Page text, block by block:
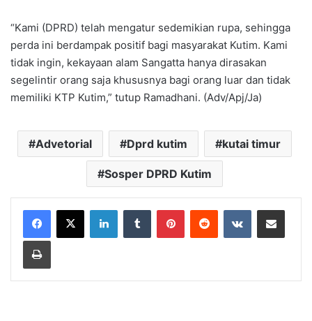
“Kami (DPRD) telah mengatur sedemikian rupa, sehingga
perda ini berdampak positif bagi masyarakat Kutim. Kami
tidak ingin, kekayaan alam Sangatta hanya dirasakan
segelintir orang saja khususnya bagi orang luar dan tidak
memiliki KTP Kutim,” tutup Ramadhani. (Adv/Apj/Ja)
Advetorial Dprd kutim kutai timur
Sosper DPRD Kutim
LinkedInTumblr PinterestReddit VKontakteShare via Email
Print